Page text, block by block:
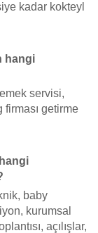
kadar kokteyl
hangi
servisi,
firması getirme
baby
kurumsal
açılışlar,